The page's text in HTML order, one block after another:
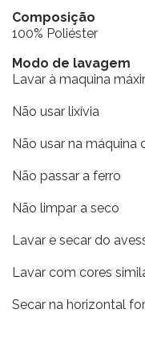
Composição
100% Poliéster
Modo de lavagem
Lavar à maquina
Não usar lixívia
Não usar na máquina
Não passar a ferro
Não limpar a seco
Lavar e secar do
Lavar com cores
Secar na horizontal